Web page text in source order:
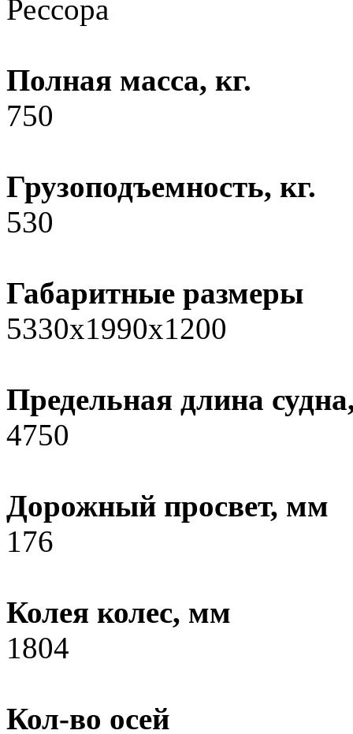
Рессора
Полная масса, кг.
750
Грузоподъемность, кг.
530
Габаритные размеры
5330x1990x1200
Предельная длина
4750
Дорожный просвет, мм
176
Колея колес, мм
1804
Кол-во осей